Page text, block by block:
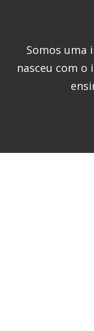
Somos uma
nasceu com